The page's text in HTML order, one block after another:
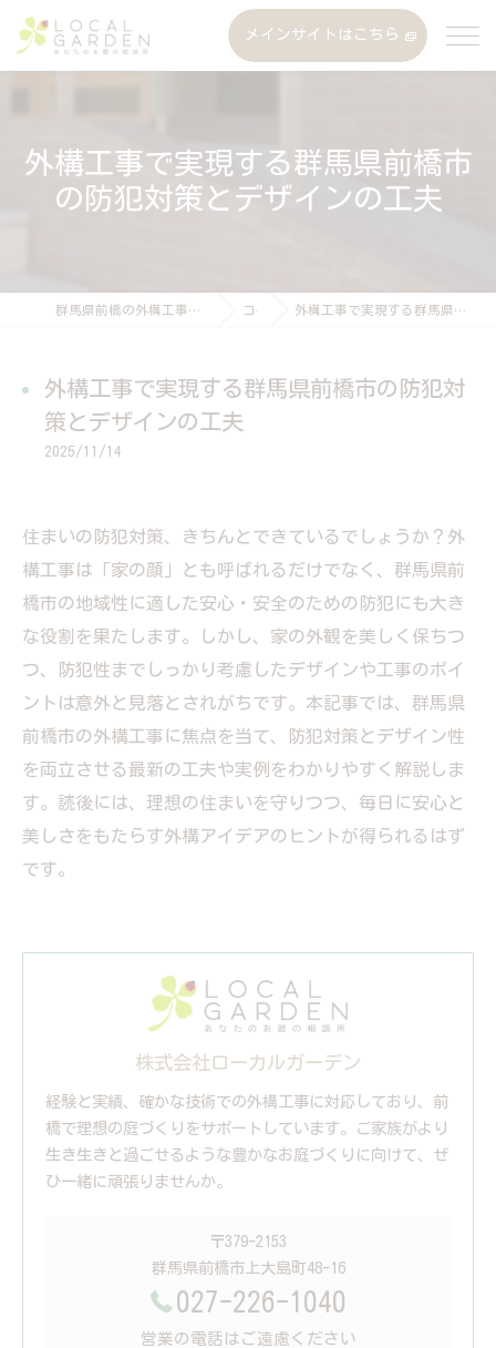
メインサイトはこちら
外構工事で実現する群馬県前橋市
の防犯対策とデザインの工夫
群馬県前橋の外構工事なら株式会社ローカルガーデン コラム 外構工事で実現する群馬県前橋市の防犯対策とデザインの工夫
外構工事で実現する群馬県前橋市の防犯対
策とデザインの工夫
2025/11/14
住まいの防犯対策、きちんとできているでしょうか？外
構工事は「家の顔」とも呼ばれるだけでなく、群馬県前
橋市の地域性に適した安心・安全のための防犯にも大き
な役割を果たします。しかし、家の外観を美しく保ちつ
つ、防犯性までしっかり考慮したデザインや工事のポイ
ントは意外と見落とされがちです。本記事では、群馬県
前橋市の外構工事に焦点を当て、防犯対策とデザイン性
を両立させる最新の工夫や実例をわかりやすく解説しま
す。読後には、理想の住まいを守りつつ、毎日に安心と
美しさをもたらす外構アイデアのヒントが得られるはず
です。
株式会社ローカルガーデン
経験と実績、確かな技術での外構工事に対応しており、前
橋で理想の庭づくりをサポートしています。ご家族がより
生き生きと過ごせるような豊かなお庭づくりに向けて、ぜ
ひ一緒に頑張りませんか。
〒379-2153
群馬県前橋市上大島町48-16
027-226-1040
営業の電話はご遠慮ください